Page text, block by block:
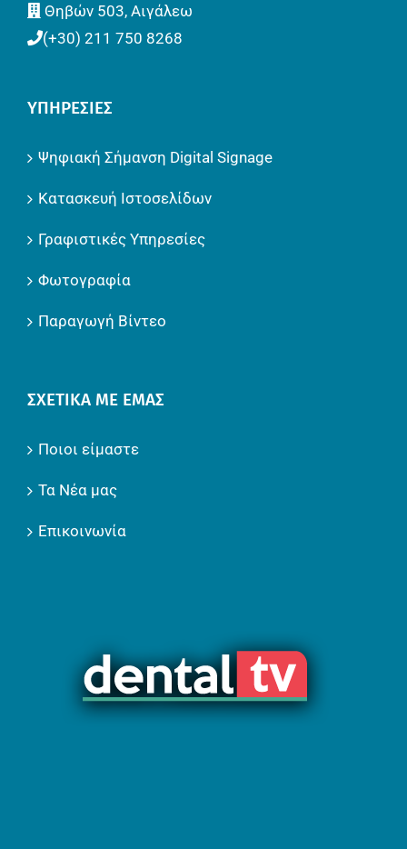
Θηβών 503, Αιγάλεω
(+30) 211 750 8268
ΥΠΗΡΕΣΊΕΣ
Ψηφιακή Σήμανση Digital Signage
Κατασκευή Ιστοσελίδων
Γραφιστικές Υπηρεσίες
Φωτογραφία
Παραγωγή Βίντεο
ΣΧΕΤΙΚΆ ΜΕ ΕΜΆΣ
Ποιοι είμαστε
Τα Νέα μας
Επικοινωνία